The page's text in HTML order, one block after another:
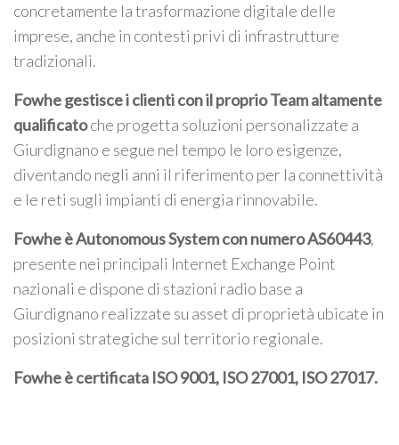
concretamente la trasformazione digitale delle
imprese, anche in contesti privi di infrastrutture
tradizionali.
Fowhe gestisce i clienti con il proprio Team altamente
qualificatoche progetta soluzioni personalizzate a
Giurdignano e segue nel tempo le loro esigenze,
diventando negli anni il riferimento per la connettività
e le reti sugli impianti di energia rinnovabile.
Fowhe è Autonomous System con numero AS60443,
presente nei principali Internet Exchange Point
nazionali e dispone di stazioni radio base a
Giurdignano realizzate su asset di proprietà ubicate in
posizioni strategiche sul territorio regionale.
Fowhe è certificata ISO 9001, ISO 27001, ISO 27017.